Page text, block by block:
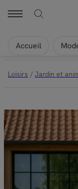
Accueil
Loisirs / Jardin et